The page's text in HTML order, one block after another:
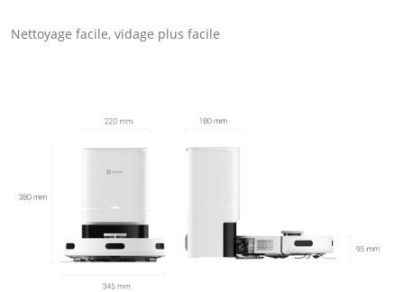
Nettoyage facile, vidage plus facile